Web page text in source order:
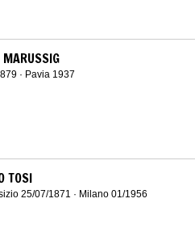
MARUSSIG
· Pavia 1937
TOSI
25/07/1871 · Milano 01/1956